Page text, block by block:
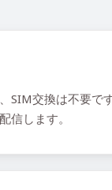
SIM交換は不要で
信します。